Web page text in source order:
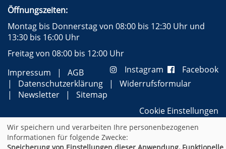
Öffnungszeiten:
Montag bis Donnerstag von 08:00 bis 12:30 Uhr und
13:30 bis 16:00 Uhr
Freitag von 08:00 bis 12:00 Uhr
Facebook
Instagram
Impressum
AGB
Datenschutzerklärung
Widerrufsformular
Newsletter
Sitemap
Cookie Einstellungen
Wir speichern und verarbeiten Ihre personenbezogenen
Informationen für folgende Zwecke: